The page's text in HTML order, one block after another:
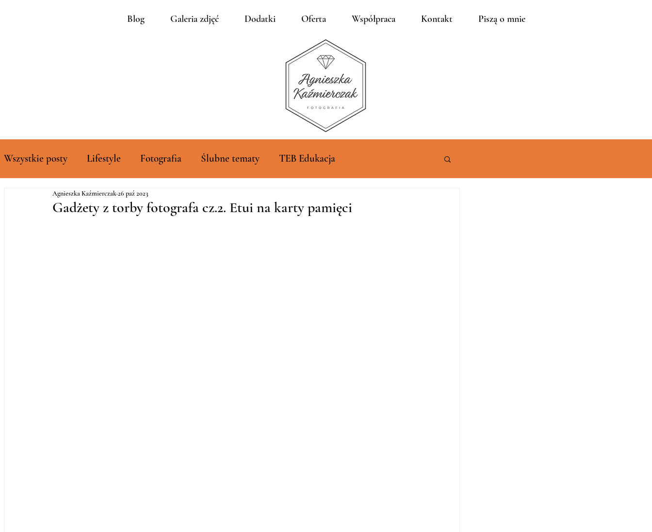
Blog Galeria zdjęć Dodatki Oferta Współpraca Kontakt Piszą o mnie
Wszystkie posty Lifestyle Fotografia Ślubne tematy TEB Edukacja
Rozszerzone galerie zdjęć
Gadżety z torby fotografa cz.2. Etui na karty pamięci
Agnieszka Kaźmierczak26 paź 2023